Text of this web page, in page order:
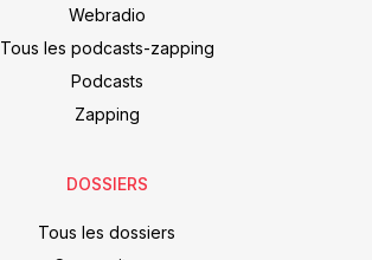
Webradio
Tous les podcasts-zapping
Podcasts
Zapping
DOSSIERS
Tous les dossiers